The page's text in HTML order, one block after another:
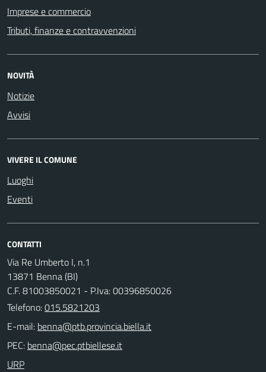
Imprese e commercio
Tributi, finanze e contravvenzioni
NOVITÀ
Notizie
Avvisi
VIVERE IL COMUNE
Luoghi
Eventi
CONTATTI
Via Re Umberto I, n.1
13871 Benna (BI)
C.F. 81003850021 - P.Iva: 00396850026
Telefono:015.5821203
E-mail:
PEC:
URP